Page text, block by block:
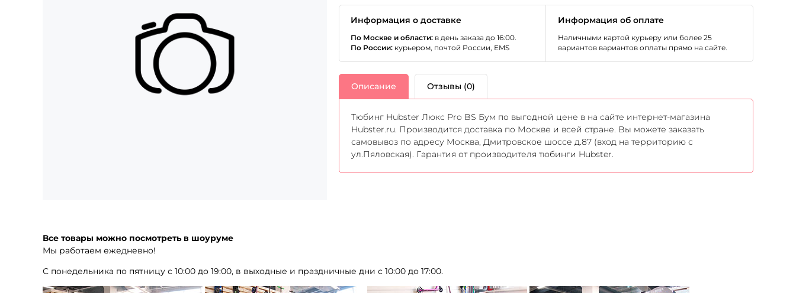
Информация о доставке
По Москве и области: в день заказа до 16:00.
По России: курьером, почтой России, EMS
Информация об оплате
Наличными картой курьеру или более 25
вариантов вариантов оплаты прямо на сайте.
Описание Отзывы (0)
Тюбинг Hubster Люкс Pro BS Бум по выгодной цене в на сайте интернет-магазина
Hubster.ru. Производится доставка по Москве и всей стране. Вы можете заказать
самовывоз по адресу Москва, Дмитровское шоссе д.87 (вход на территорию с
ул.Пяловская). Гарантия от производителя тюбинги Hubster.
Все товары можно посмотреть в шоуруме
Мы работаем ежедневно!
С понедельника по пятницу с 10:00 до 19:00, в выходные и праздничные дни с 10:00 до 17:00.